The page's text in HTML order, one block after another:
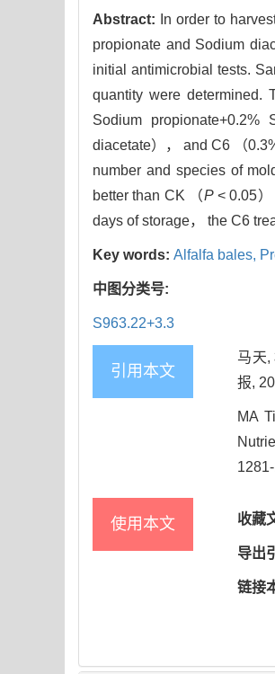
Abstract:
In order to
propionate and Sodium
initial antimicrobial tests.
quantity were determined.
Sodium
diacetate）， and C6 （
number and species of
better than CK （P< 0.05）
days of storage， the C6
Key words: Alfalfa bales,
中图分类号:
S963.22+3.3
引用本文
马天,
报,
MA
使用本文 收藏
导出
链接